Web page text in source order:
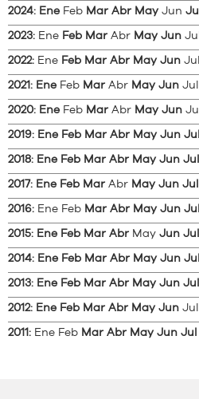
2024: Ene Feb Mar Abr May Jun Jul
2023: Ene Feb Mar Abr May Jun Jul
2022: Ene Feb Mar Abr May Jun Jul
2021: Ene Feb Mar Abr May Jun Jul
2020: Ene Feb Mar Abr May Jun Jul
2019: Ene Feb Mar Abr May Jun Jul
2018: Ene Feb Mar Abr May Jun Jul
2017: Ene Feb Mar Abr May Jun Jul
2016: Ene Feb Mar Abr May Jun Jul
2015: Ene Feb Mar Abr May Jun Jul
2014: Ene Feb Mar Abr May Jun Jul
2013: Ene Feb Mar Abr May Jun Jul
2012: Ene Feb Mar Abr May Jun Jul
2011: Ene Feb Mar Abr May Jun Jul